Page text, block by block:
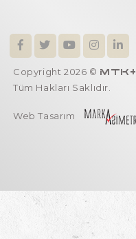
Copyright 2026 © MTK+
Tüm Hakları Saklıdır.
Web Tasarım